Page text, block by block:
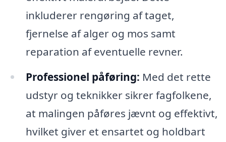
inkluderer rengøring af taget,
fjernelse af alger og mos samt
reparation af eventuelle revner.
Professionel påføring: Med det rette
udstyr og teknikker sikrer fagfolkene,
at malingen påføres jævnt og effektivt,
hvilket giver et ensartet og holdbart